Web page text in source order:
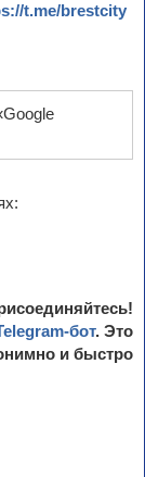
t.me/brestcity
бот. Это
и быстро